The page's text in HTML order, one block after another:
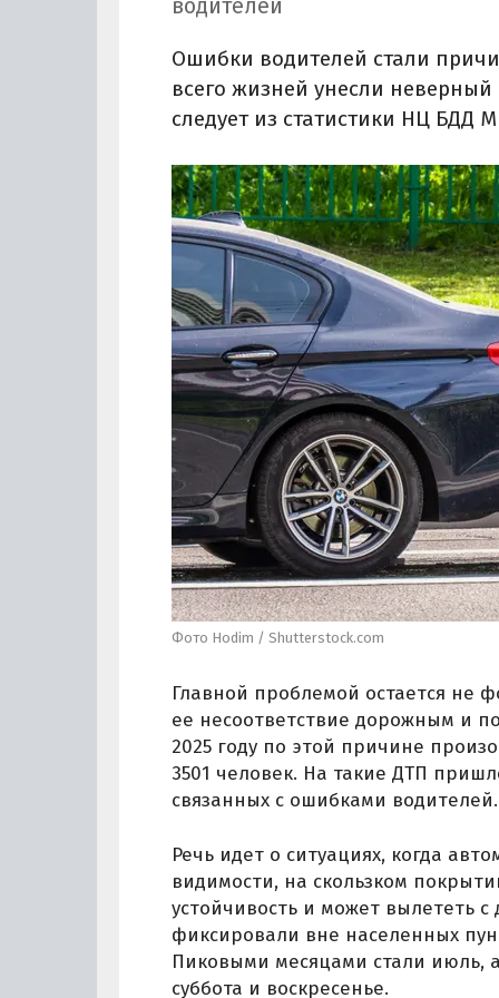
водителей
Ошибки водителей стали
всего жизней унесли
следует из статистики НЦ БДД
Фото Hodim / Shutterstock.com
Главной проблемой остается не
ее несоответствие дорожным и
2025 году по этой причине
3501 человек. На такие ДТП
связанных с ошибками водителей.
Речь идет о ситуациях, когда
видимости, на скользком
устойчивость и может вылететь
фиксировали вне населенных
Пиковыми месяцами стали июль,
суббота и воскресенье.